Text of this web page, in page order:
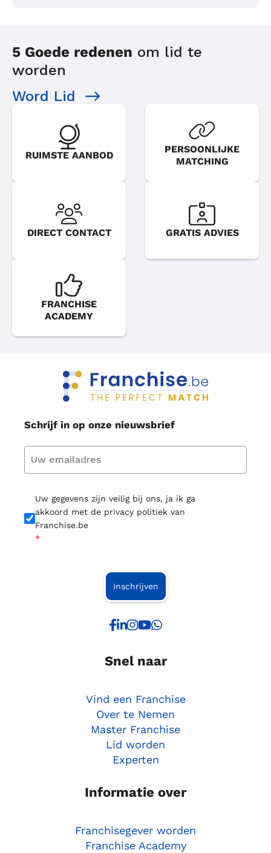
5 Goede redenen om lid te
worden
Word Lid
RUIMSTE AANBOD
PERSOONLIJKE
MATCHING
DIRECT CONTACT GRATIS ADVIES
FRANCHISE
ACADEMY
Schrijf in op onze nieuwsbrief
Uw gegevens zijn veilig bij ons, ja ik ga
akkoord met de privacy politiek van
Franchise.be
*
Inschrijven
Snel naar
Vind een Franchise
Over te Nemen
Master Franchise
Lid worden
Experten
Informatie over
Franchisegever worden
Franchise Academy